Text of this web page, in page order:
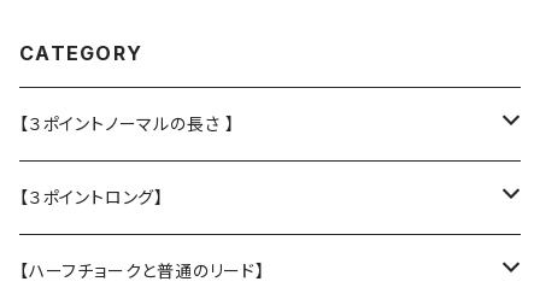
CATEGORY
【３ポイントノーマルの長さ 】
・L大型犬用★Police Lead
・M中型犬用 高さある子
【３ポイントロング】
・L大型犬 走る・登る・アクティブ系
【ハーフチョークと普通のリード】